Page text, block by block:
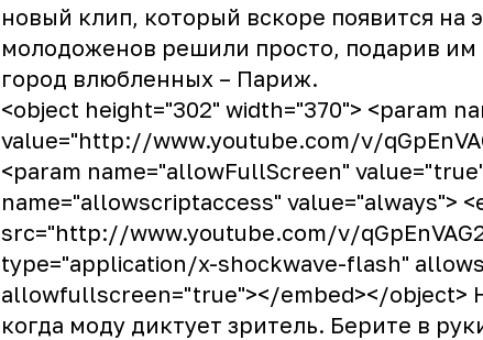
новый клип, который вскоре появится на
молодоженов решили просто, подарив им
город влюбленных – Париж.
<object height="302" width="370"> <param
value="http://www.youtube.com/v/
<param name="allowFullScreen"
name="allowscriptaccess" value="always">
src="http://www.youtube.com/v/
type="application/x-shockwave-flash"
allowfullscreen="true"></embed></object>
когда моду диктует зритель. Берите в